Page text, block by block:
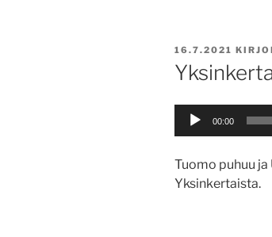
JULKAISTU
16.7.2021
Äänitoistin
00:00
Tuomo puhuu ja
Yksinkertaista.